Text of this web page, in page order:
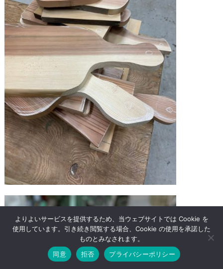
Facebook
Twitter
LinePinterest
Print
よりよいサービスを提供するため、当ウェブサイトでは Cookie を
使用しています。引き続き閲覧する場合、Cookie の使用を承諾した
ものとみなされます。
同意
拒否 プライバシーポリシー